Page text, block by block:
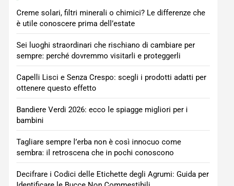
Creme solari, filtri minerali o chimici? Le differenze che
è utile conoscere prima dell’estate
Sei luoghi straordinari che rischiano di cambiare per
sempre: perché dovremmo visitarli e proteggerli
Capelli Lisci e Senza Crespo: scegli i prodotti adatti per
ottenere questo effetto
Bandiere Verdi 2026: ecco le spiagge migliori per i
bambini
Tagliare sempre l’erba non è così innocuo come
sembra: il retroscena che in pochi conoscono
Decifrare i Codici delle Etichette degli Agrumi: Guida per